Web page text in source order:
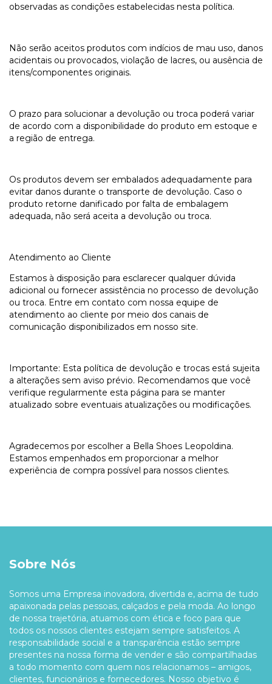
observadas as condições estabelecidas nesta política.
Não serão aceitos produtos com indícios de mau uso, danos
acidentais ou provocados, violação de lacres, ou ausência de
itens/componentes originais.
O prazo para solucionar a devolução ou troca poderá variar
de acordo com a disponibilidade do produto em estoque e
a região de entrega.
Os produtos devem ser embalados adequadamente para
evitar danos durante o transporte de devolução. Caso o
produto retorne danificado por falta de embalagem
adequada, não será aceita a devolução ou troca.
Atendimento ao Cliente
Estamos à disposição para esclarecer qualquer dúvida
adicional ou fornecer assistência no processo de devolução
ou troca. Entre em contato com nossa equipe de
atendimento ao cliente por meio dos canais de
comunicação disponibilizados em nosso site.
Importante: Esta política de devolução e trocas está sujeita
a alterações sem aviso prévio. Recomendamos que você
verifique regularmente esta página para se manter
atualizado sobre eventuais atualizações ou modificações.
Agradecemos por escolher a Bella Shoes Leopoldina.
Estamos empenhados em proporcionar a melhor
experiência de compra possível para nossos clientes.
Sobre Nós
Somos uma Empresa inovadora, divertida e, acima de tudo
apaixonada pelas pessoas, calçados e pela moda. Ao longo
de nossa trajetória, atuamos com ética e foco para que
todos os nossos clientes estejam sempre satisfeitos. A
responsabilidade social e a transparência estão sempre
presentes na nossa forma de vender e são compartilhadas
a todo momento com quem nos relacionamos – amigos,
clientes, funcionários e fornecedores. Nosso objetivo é